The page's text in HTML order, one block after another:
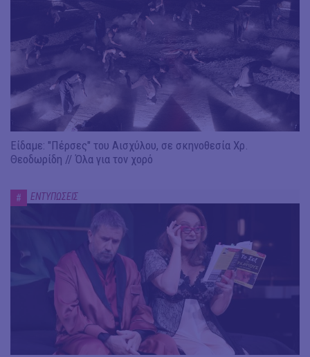
Είδαμε: "Πέρσες" του Αισχύλου, σε σκηνοθεσία Χρ.
Θεοδωρίδη // Όλα για τον χορό
# ΕΝΤΥΠΩΣΕΙΣ